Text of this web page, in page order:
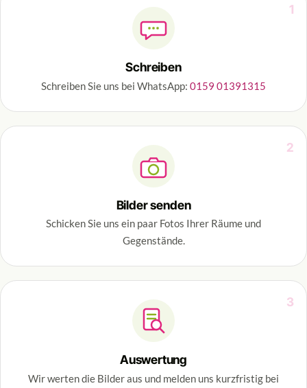
1
Schreiben
Schreiben Sie uns bei WhatsApp: 0159 01391315
2
Bilder senden
Schicken Sie uns ein paar Fotos Ihrer Räume und
Gegenstände.
3
Auswertung
Wir werten die Bilder aus und melden uns kurzfristig bei